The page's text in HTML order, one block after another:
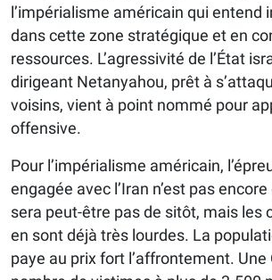
l’impérialisme américain qui entend
dans cette zone stratégique et en
ressources. L’agressivité de l’État
dirigeant Netanyahou, prêt à
voisins, vient à point nommé pour
offensive.
Pour l’impérialisme américain,
engagée avec l’Iran n’est pas
sera peut-être pas de sitôt, mais les
en sont déjà très lourdes. La
paye au prix fort l’affrontement. Une